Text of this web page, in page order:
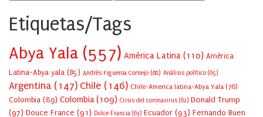
Etiquetas/Tags
Abya Yala (557) América Latina (110) América
Latina-Abya yala (85) Andrés Figueroa Cornejo (68) Análisis político (65)
Argentina (147) Chile (146) Chile-America latina-Abya Yala (76)
Colombia (89) Colombia(109) Crisis del coronavirus (62) Donald Trump
(97) Douce France (91) Dulce Francia (63) Ecuador (93) Fernando Buen